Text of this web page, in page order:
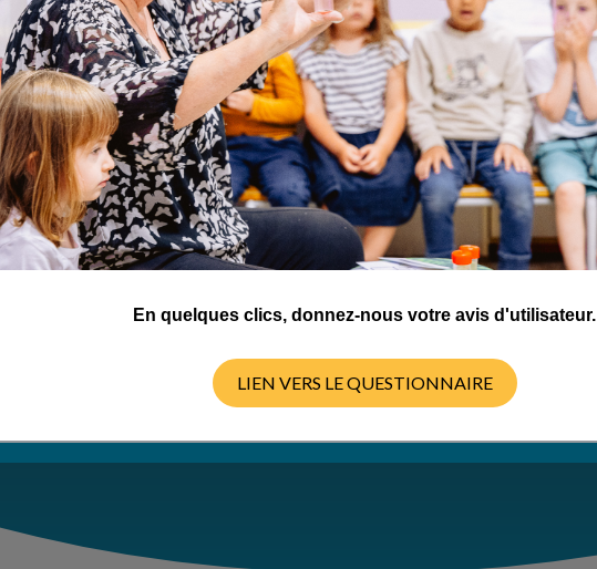
Copyright
CC BY-NC-SA 4.0 International
En quelques clics, donnez-nous votre avis d'utilisateur.
LIEN VERS LE QUESTIONNAIRE